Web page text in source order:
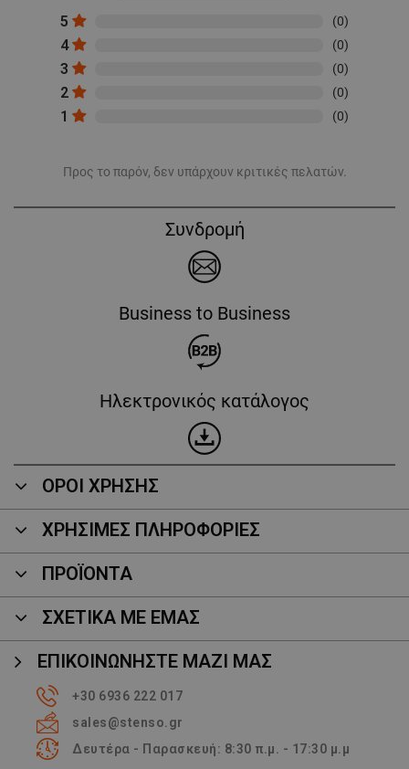
5 (0)
4 (0)
3 (0)
2 (0)
1 (0)
Προς το παρόν, δεν υπάρχουν κριτικές πελατών.
Συνδρομή
Business to Business
Ηλεκτρονικός κατάλογος
ΟΡΟΙ ΧΡΗΣΗΣ
ΧΡΗΣΙΜΕΣ ΠΛΗΡΟΦΟΡΙΕΣ
ΠΡΟΪΌΝΤΑ
ΣΧΕΤΙΚΑ ΜΕ ΕΜΑΣ
ΕΠΙΚΟΙΝΩΝΉΣΤΕ ΜΑΖΊ ΜΑΣ
+30 6936 222 017
sales@stenso.gr
Δευτέρα - Παρασκευή: 8:30 π.μ. - 17:30 μ.μ